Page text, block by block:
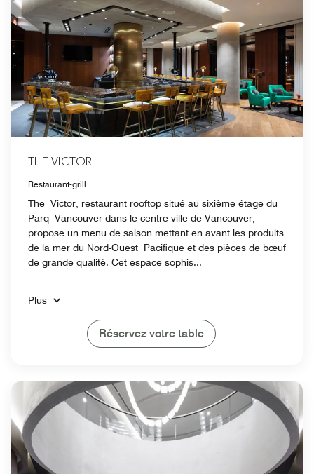
THE VICTOR
Restaurant-grill
The Victor, restaurant rooftop situé au sixième étage du
Parq Vancouver dans le centre-ville de Vancouver,
propose un menu de saison mettant en avant les produits
de la mer du Nord-Ouest Pacifique et des pièces de bœuf
de grande qualité. Cet espace sophis...
Plus
Réservez votre table